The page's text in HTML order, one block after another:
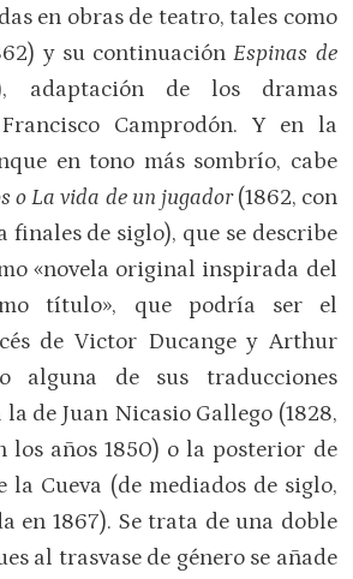
en obras de teatro, tales como
y su continuaciónEspinas de
adaptación de los dramas
Camprodón. Y en la
en tono más sombrío, cabe
o La vida de un jugador(1862, con
finales de siglo), que se describe
«novela original inspirada del
título», que podría ser el
de Victor Ducange y Arthur
alguna de sus traducciones
la de Juan Nicasio Gallego (1828,
los años 1850) o la posterior de
la Cueva (de mediados de siglo,
en 1867). Se trata de una doble
al trasvase de género se añade